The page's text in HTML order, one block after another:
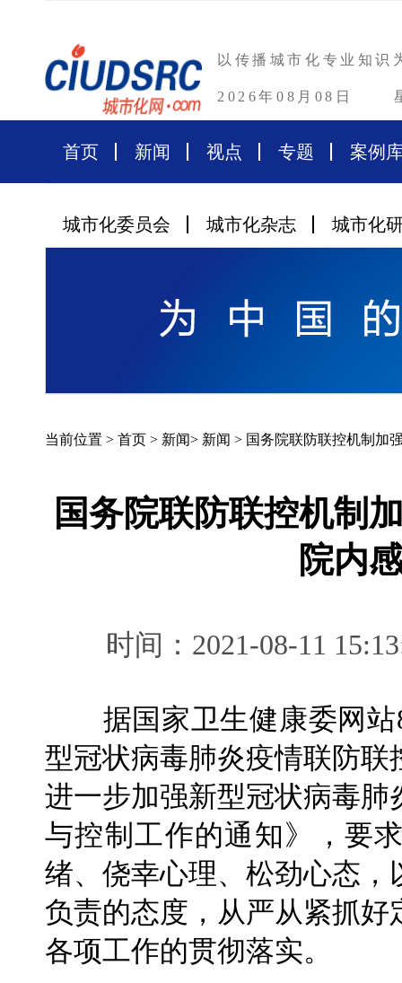
以传播城市化专业知识
2026年08月08日
首页 新闻 视点 专题 案例
城市化委员会 城市化杂志 城市化
当前位置 > 首页 > 新闻> 新闻 > 国务院联防联控机制加
国务院联防联控机制
院内
时间：2021-08-11
据国家卫生健康委网站8
型冠状病毒肺炎疫情联防
进一步加强新型冠状病毒
与控制工作的通知》，要
绪、侥幸心理、松劲心态
负责的态度，从严从紧抓
各项工作的贯彻落实。